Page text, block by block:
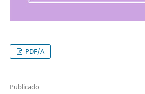
PDF/A
Publicado